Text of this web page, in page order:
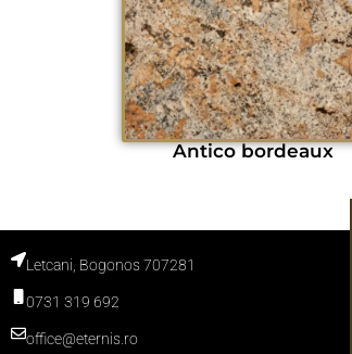
Antico bordeaux
Letcani, Bogonos 707281
0731 319 692
office@eternis.ro